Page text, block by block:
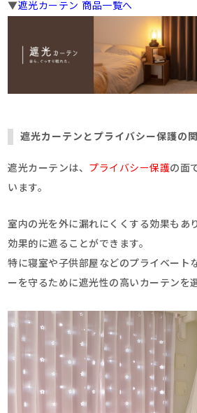
▼遮光カーテン 商品一覧へ
遮光カーテンとプライバシー保護の
遮光カーテンは、 プライバシー保護の面
います。
室内の光を外に漏れにくくする効果もあ
効果的に遮ることができます。
特に寝室や子供部屋などのプライベート
ーを守るために遮光性の高いカーテンを